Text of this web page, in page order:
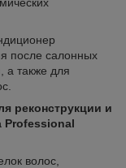
после салонных
а также для
реконструкции и
Professional
волос,